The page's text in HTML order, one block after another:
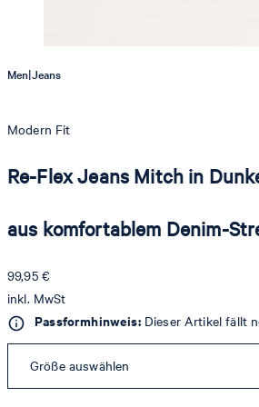
Men|Jeans
Modern Fit
Re-Flex Jeans Mitch in
aus komfortablem Denim-
99,95 €
inkl. MwSt
Passformhinweis:Dieser Artikel fällt
Größe auswählen